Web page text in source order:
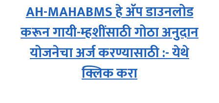
AH-MAHABMS हे अ‍ॅप डाउनलोड
करून गायी-म्हशींसाठी गोठा अनुदान
योजनेचा अर्ज करण्यासाठी :- येथे
क्लिक करा